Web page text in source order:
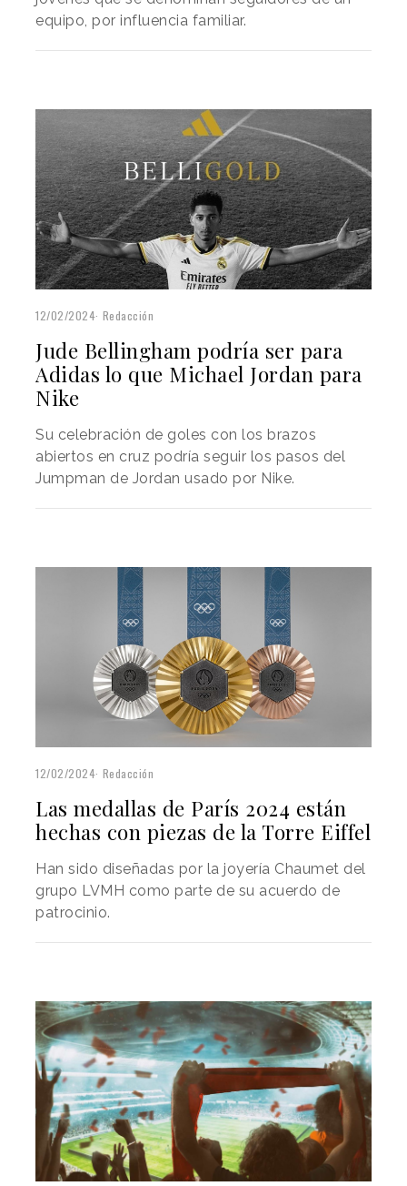
equipo, por influencia familiar.
12/02/2024 Redacción
Jude Bellingham podría ser para
Adidas lo que Michael Jordan para
Nike
Su celebración de goles con los brazos
abiertos en cruz podría seguir los pasos del
Jumpman de Jordan usado por Nike.
12/02/2024 Redacción
Las medallas de París 2024 están
hechas con piezas de la Torre Eiffel
Han sido diseñadas por la joyería Chaumet del
grupo LVMH como parte de su acuerdo de
patrocinio.